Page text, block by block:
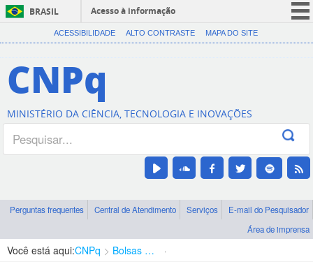
BRASIL
Acesso à informação
CORONAVÍRUS (COVID-19)
Canais
ACESSIBILIDADE ALTO CONTRASTE MAPA DO SITE
CNPq
MINISTÉRIO DA CIÊNCIA, TECNOLOGIA E INOVAÇÕES
Perguntas frequentes Central de Atendimento Serviços
E-mail do Pesquisador
Área de imprensa
Você está aqui:CNPq Bolsas e Auxílios Vigentes